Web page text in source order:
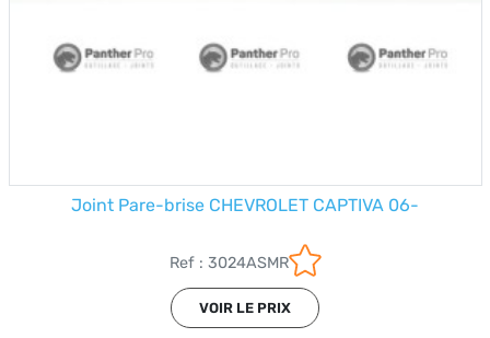
Joint Pare-brise CHEVROLET CAPTIVA 06-
Ref : 3024ASMR
VOIR LE PRIX